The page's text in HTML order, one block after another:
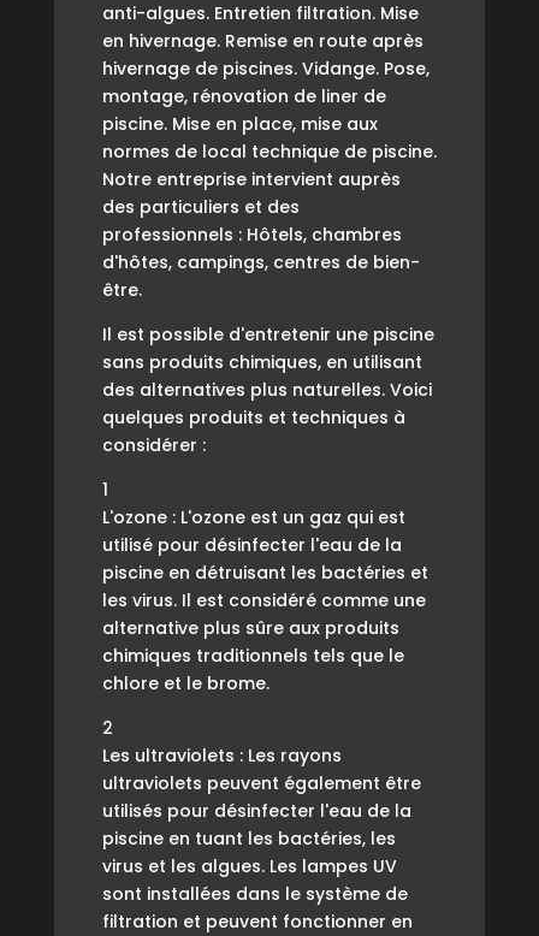
anti-algues. Entretien filtration. Mise
en hivernage. Remise en route après
hivernage de piscines. Vidange. Pose,
montage, rénovation de liner de
piscine. Mise en place, mise aux
normes de local technique de piscine.
Notre entreprise intervient auprès
des particuliers et des
professionnels : Hôtels, chambres
d'hôtes, campings, centres de bien-
être.
Il est possible d'entretenir une piscine
sans produits chimiques, en utilisant
des alternatives plus naturelles. Voici
quelques produits et techniques à
considérer :
1
L'ozone : L'ozone est un gaz qui est
utilisé pour désinfecter l'eau de la
piscine en détruisant les bactéries et
les virus. Il est considéré comme une
alternative plus sûre aux produits
chimiques traditionnels tels que le
chlore et le brome.
2
Les ultraviolets : Les rayons
ultraviolets peuvent également être
utilisés pour désinfecter l'eau de la
piscine en tuant les bactéries, les
virus et les algues. Les lampes UV
sont installées dans le système de
filtration et peuvent fonctionner en